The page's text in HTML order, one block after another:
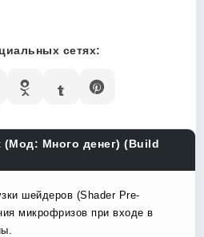
сетях:
(Мод: Много денег) (Build
шейдеров (Shader Pre-
микрофризов при входе в